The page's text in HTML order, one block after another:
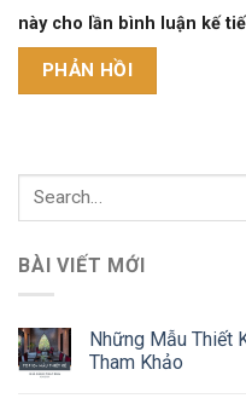
này cho lần bình luận kế
BÀI VIẾT MỚI
Những Mẫu Thiết
Tham Khảo